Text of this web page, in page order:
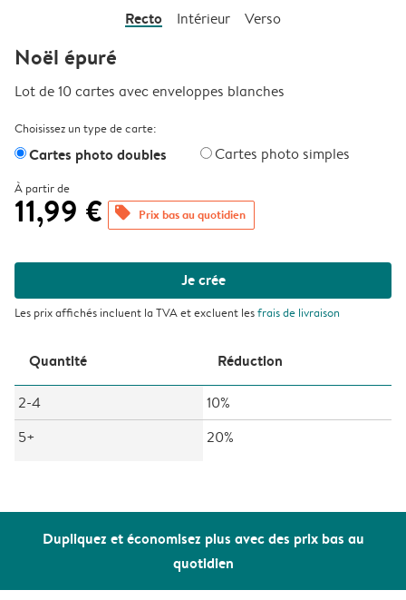
Dupliquez et économisez plus avec des prix bas au
quotidien
Recto Intérieur Verso
Noël épuré
Lot de 10 cartes avec enveloppes blanches
Choisissez un type de carte:
Cartes photo doubles Cartes photo simples
À partir de
11,99 € offers Prix bas au quotidien
Je crée
Les prix affichés incluent la TVA et excluent lesfrais de livraison
Quantité Réduction
2-4
10%
5+
20%